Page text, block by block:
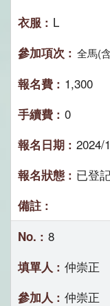
L
全馬(
1,300
0
2024/
已登
8
仲崇正
仲崇正